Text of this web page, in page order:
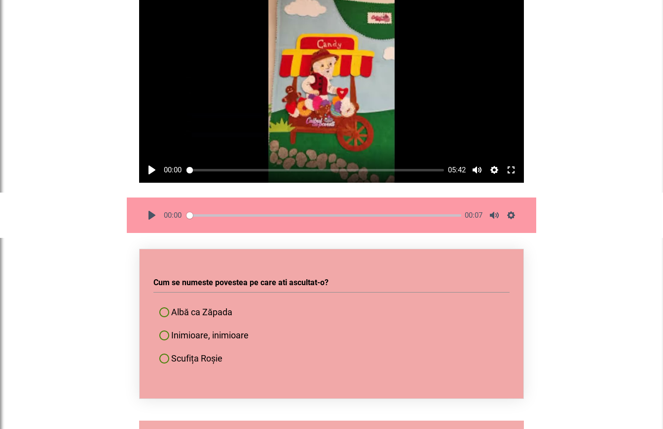
00:00 05:42
00:00 00:07
Cum se numeste povestea pe care ati ascultat-o?
Albă ca Zăpada
Inimioare, inimioare
Scufița Roșie